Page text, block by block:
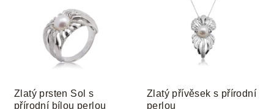
Zlatý prsten Sol s
přírodní bílou perlou
Zlatý přívěsek s přírodní
perlou